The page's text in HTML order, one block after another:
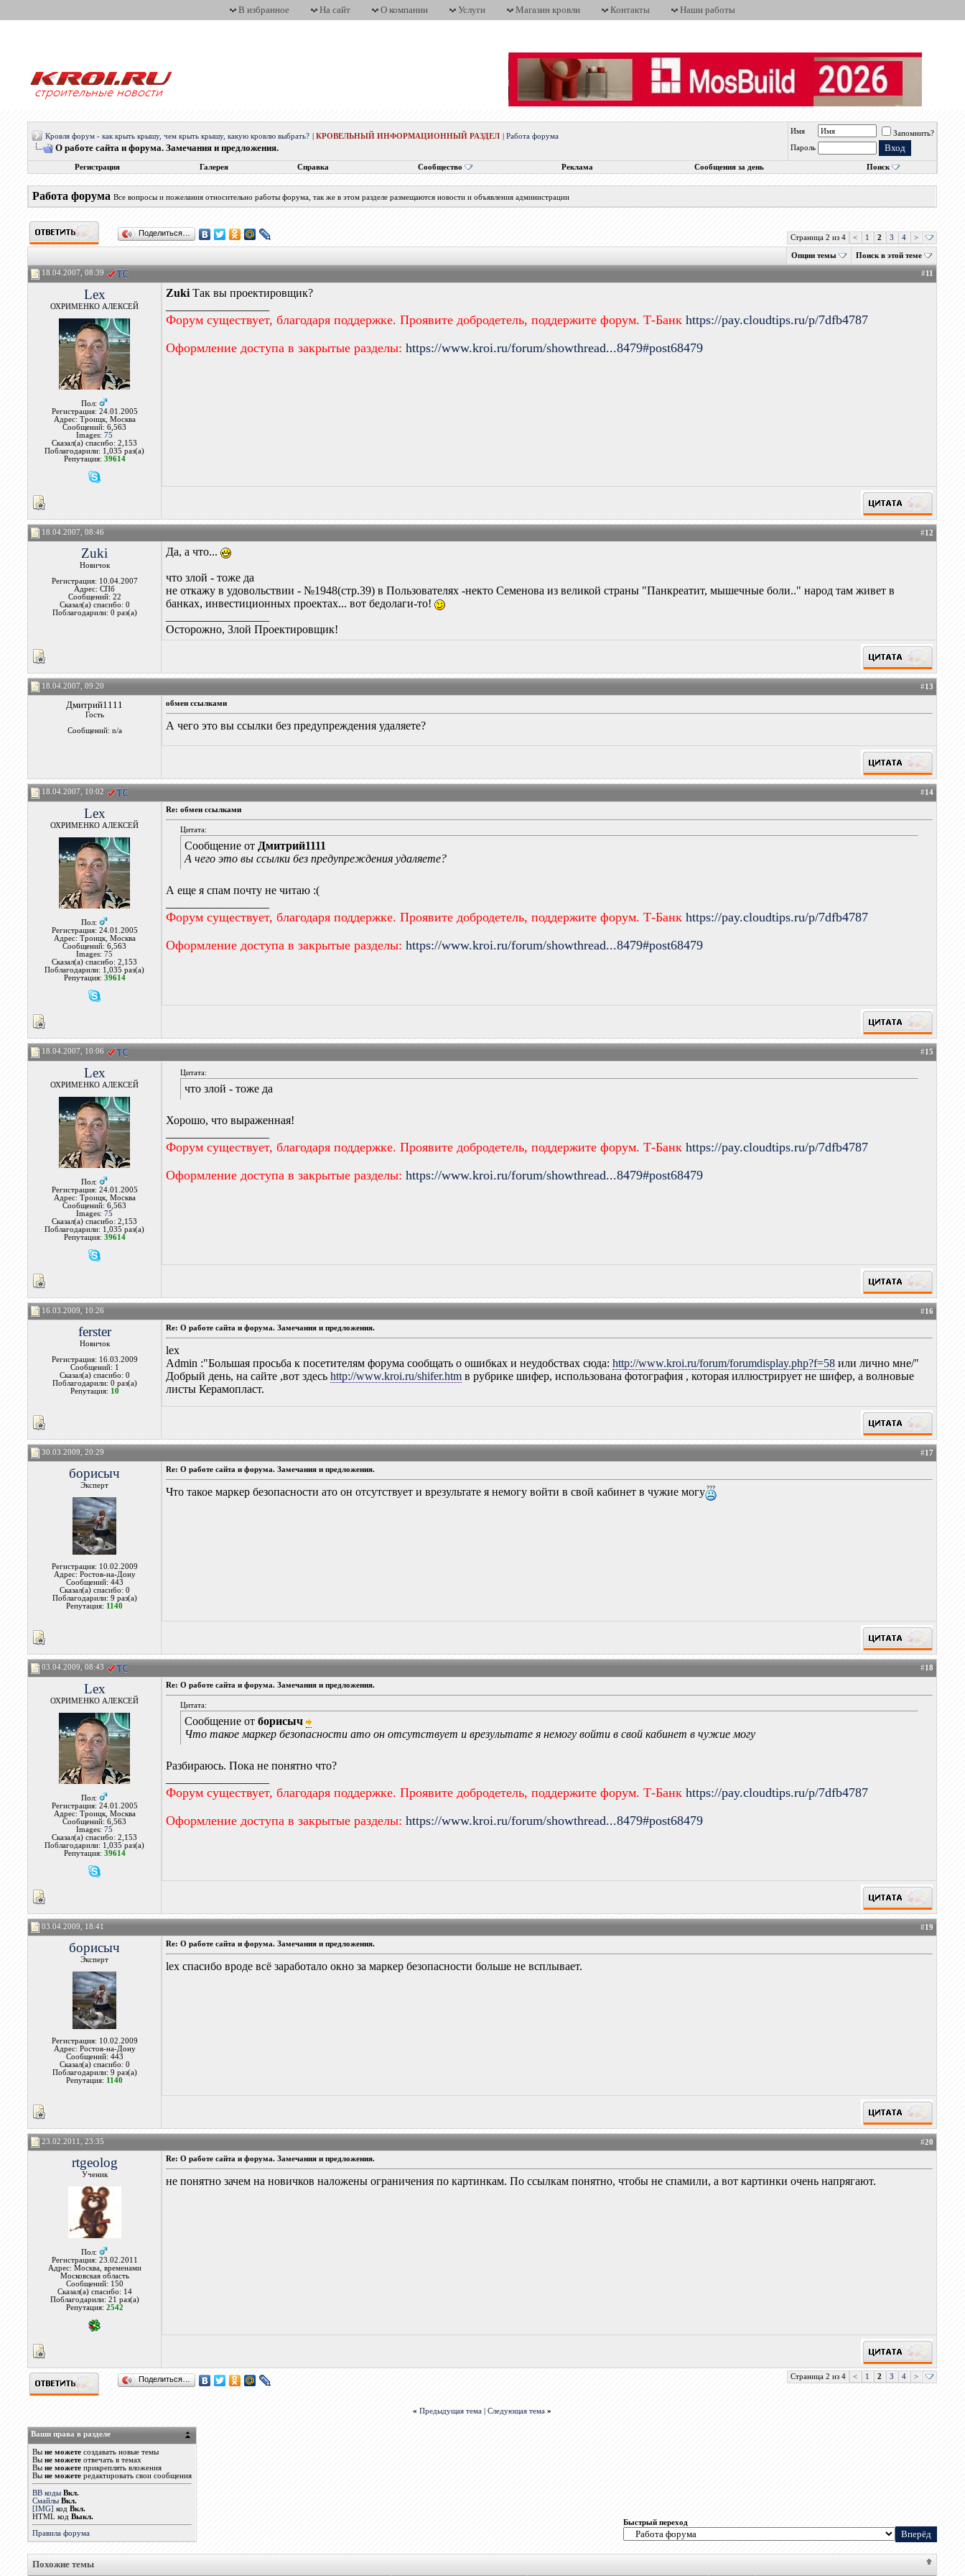
В избранное На сайт О компании Услуги Магазин кровли Контакты Наши работы
Кровля форум - как крыть крышу, чем крыть крышу, какую кровлю выбрать? |КРОВЕЛЬНЫЙ ИНФОРМАЦИОННЫЙ РАЗДЕЛ |Работа форума
О работе сайта и форума. Замечания и предложения.
Имя
Запомнить?
Пароль
Регистрация Галерея Справка Сообщество Реклама Сообщения за день Поиск
Работа форума Все вопросы и пожелания относительно работы форума, так же в этом разделе размещаются новости и объявления администрации
Поделиться…
Страница 2 из 4 < 1 2 3 4 >
Опции темы Поиск в этой теме
18.04.2007, 08:39 #11
Lex
ОХРИМЕНКО АЛЕКСЕЙ
Пол:
Регистрация: 24.01.2005
Адрес: Троицк, Москва
Сообщений: 6,563
Images:75
Сказал(а) спасибо: 2,153
Поблагодарили: 1,035 раз(а)
Репутация: 39614
Zuki Так вы проектировщик?
Форум существует, благодаря поддержке. Проявите добродетель, поддержите форум. Т-Банкhttps://pay.cloudtips.ru/p/7dfb4787
Оформление доступа в закрытые разделы:https://www.kroi.ru/forum/showthread...8479#post68479
18.04.2007, 08:46 #12
Zuki
Новичок
Регистрация: 10.04.2007
Адрес: СПб
Сообщений: 22
Сказал(а) спасибо: 0
Поблагодарили: 0 раз(а)
Да, а что...
что злой - тоже да
не откажу в удовольствии - №1948(стр.39) в Пользователях -некто Семенова из великой страны "Панкреатит, мышечные боли.." народ там живет в
банках, инвестиционных проектах... вот бедолаги-то!
Осторожно, Злой Проектировщик!
18.04.2007, 09:20 #13
Дмитрий1111
Гость
Сообщений: n/a
обмен ссылками
А чего это вы ссылки без предупреждения удаляете?
18.04.2007, 10:02 #14
Lex
ОХРИМЕНКО АЛЕКСЕЙ
Пол:
Регистрация: 24.01.2005
Адрес: Троицк, Москва
Сообщений: 6,563
Images:75
Сказал(а) спасибо: 2,153
Поблагодарили: 1,035 раз(а)
Репутация: 39614
Re: обмен ссылками
Цитата:
Сообщение от Дмитрий1111
А чего это вы ссылки без предупреждения удаляете?
А еще я спам почту не читаю :(
Форум существует, благодаря поддержке. Проявите добродетель, поддержите форум. Т-Банкhttps://pay.cloudtips.ru/p/7dfb4787
Оформление доступа в закрытые разделы:https://www.kroi.ru/forum/showthread...8479#post68479
18.04.2007, 10:06 #15
Lex
ОХРИМЕНКО АЛЕКСЕЙ
Пол:
Регистрация: 24.01.2005
Адрес: Троицк, Москва
Сообщений: 6,563
Images:75
Сказал(а) спасибо: 2,153
Поблагодарили: 1,035 раз(а)
Репутация: 39614
Цитата:
что злой - тоже да
Хорошо, что выраженная!
Форум существует, благодаря поддержке. Проявите добродетель, поддержите форум. Т-Банкhttps://pay.cloudtips.ru/p/7dfb4787
Оформление доступа в закрытые разделы:https://www.kroi.ru/forum/showthread...8479#post68479
16.03.2009, 10:26 #16
ferster
Новичок
Регистрация: 16.03.2009
Сообщений: 1
Сказал(а) спасибо: 0
Поблагодарили: 0 раз(а)
Репутация: 10
Re: О работе сайта и форума. Замечания и предложения.
lex
Admin :"Большая просьба к посетителям форума сообщать о ошибках и неудобствах сюда:http://www.kroi.ru/forum/forumdisplay.php?f=58 или лично мне/"
Добрый день, на сайте ,вот здесьhttp://www.kroi.ru/shifer.htm в рубрике шифер, использована фотография , которая иллюстрирует не шифер, а волновые
листы Керамопласт.
30.03.2009, 20:29 #17
борисыч
Эксперт
Регистрация: 10.02.2009
Адрес: Ростов-на-Дону
Сообщений: 443
Сказал(а) спасибо: 0
Поблагодарили: 9 раз(а)
Репутация: 1140
Re: О работе сайта и форума. Замечания и предложения.
Что такое маркер безопасности ато он отсутствует и врезультате я немогу войти в свой кабинет в чужие могу
03.04.2009, 08:43 #18
Lex
ОХРИМЕНКО АЛЕКСЕЙ
Пол:
Регистрация: 24.01.2005
Адрес: Троицк, Москва
Сообщений: 6,563
Images:75
Сказал(а) спасибо: 2,153
Поблагодарили: 1,035 раз(а)
Репутация: 39614
Re: О работе сайта и форума. Замечания и предложения.
Цитата:
Сообщение отборисыч
Что такое маркер безопасности ато он отсутствует и врезультате я немогу войти в свой кабинет в чужие могу
Разбираюсь. Пока не понятно что?
Форум существует, благодаря поддержке. Проявите добродетель, поддержите форум. Т-Банкhttps://pay.cloudtips.ru/p/7dfb4787
Оформление доступа в закрытые разделы:https://www.kroi.ru/forum/showthread...8479#post68479
03.04.2009, 18:41 #19
борисыч
Эксперт
Регистрация: 10.02.2009
Адрес: Ростов-на-Дону
Сообщений: 443
Сказал(а) спасибо: 0
Поблагодарили: 9 раз(а)
Репутация: 1140
Re: О работе сайта и форума. Замечания и предложения.
lex спасибо вроде всё заработало окно за маркер безопасности больше не всплывает.
23.02.2011, 23:35 #20
rtgeolog
Ученик
Пол:
Регистрация: 23.02.2011
Адрес: Москва, временами
Московская область
Сообщений: 150
Сказал(а) спасибо: 14
Поблагодарили: 21 раз(а)
Репутация: 2542
Re: О работе сайта и форума. Замечания и предложения.
не понятно зачем на новичков наложены ограничения по картинкам. По ссылкам понятно, чтобы не спамили, а вот картинки очень напрягают.
Поделиться… Страница 2 из 4 < 1 2 3 4 >
« Предыдущая тема |Следующая тема »
Ваши права в разделе
Выне можете создавать новые темы
Выне можете отвечать в темах
Выне можете прикреплять вложения
Выне можете редактировать свои сообщения
BB коды Вкл.
Смайлы Вкл.
[IMG] кодВкл.
HTML кодВыкл.
Правила форума
Быстрый переход
Похожие темы